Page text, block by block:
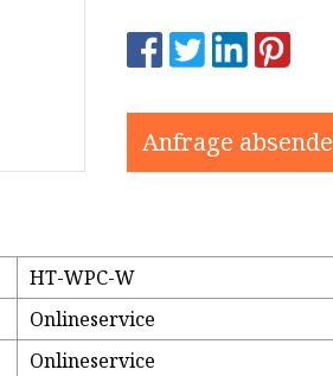
Anfrage
HT-WPC-W
Onlineservice
Onlineservice